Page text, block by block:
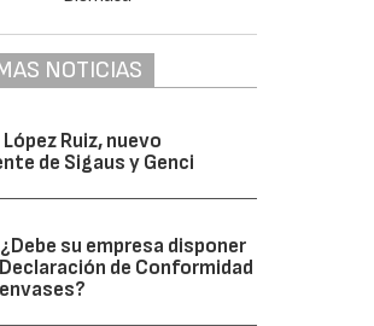
NOTICIAS
Ruiz, nuevo
de Sigaus y Genci
¿Debe su empresa disponer
de Conformidad